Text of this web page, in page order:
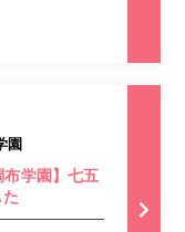
園
布学園】七五